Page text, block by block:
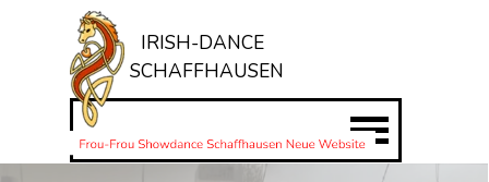
Direkt zum Seiteninhalt
Menü überspringen
IRISH-DANCE
SCHAFFHAUSEN